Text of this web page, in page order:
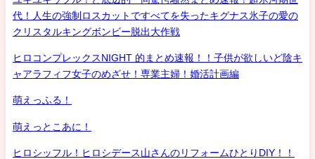
代！人生の強制ロスカットですべてを失ったキグナス氷子の愛の
クリスタルキングボンビー脱出大作戦
ヒロコンプレックスNIGHT 的まとめ速報！！子供が欲しいど陰キ
ャアラフィフ女子のめざせ！専業主婦！婚活計画編
萌えっふる！
萌えっとこあに！
ヒロシッフル！ヒロシデース山さんのリフォームひとりDIY！！